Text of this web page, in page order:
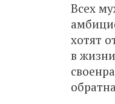
Всех
хотят
в